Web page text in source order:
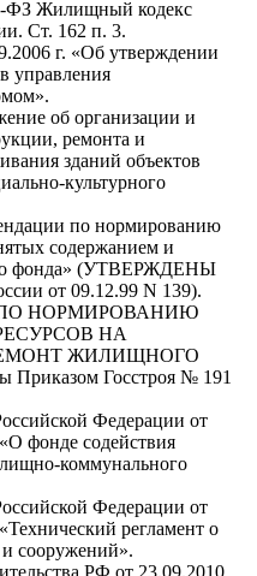
ФЗ Жилищный кодекс
Ст. 162 п. 3.
г. «Об утверждении
управления
об организации и
ремонта и
зданий объектов
культурного
по нормированию
содержанием и
фонда» (УТВЕРЖДЕНЫ
от 09.12.99 N 139).
НОРМИРОВАНИЮ
НА
ЖИЛИЩНОГО
Госстроя № 191
Федерации от
фонде содействия
коммунального
Федерации от
регламент о
и сооружений».